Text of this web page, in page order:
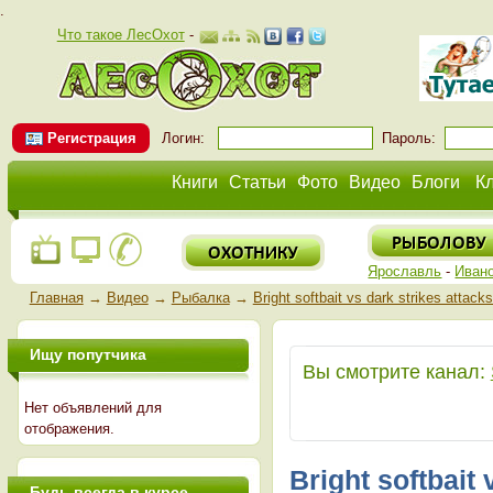
.
Что такое ЛесОхот-
Регистрация Логин: Пароль:
Книги Статьи Фото Видео Блоги
Ярославль -
Главная→ Видео→ Рыбалка→ Bright softbait vs dark strikes
Вы смотрите канал:
Bright softbait
Ищу попутчика
Нет объявлений для
отображения.